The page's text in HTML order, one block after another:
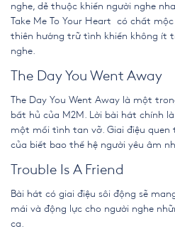
nghe, dễ thuộc khiến người nghe
Take Me To Your Heart có chất
thiên hướng trữ tình khiến không ít
nghe.
The Day You Went Away
The Day You Went Away là một
bất hủ của M2M. Lời bài hát chính
một mối tình tan vỡ. Giai điệu
của biết bao thế hệ người yêu âm
Trouble Is A Friend
Bài hát có giai điệu sôi động sẽ
mái và động lực cho người nghe
ca.